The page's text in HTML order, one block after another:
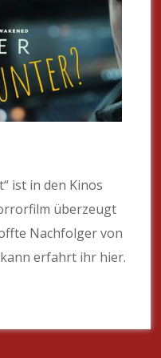
ist in den Kinos
überzeugt
Nachfolger von
kann erfahrt ihr hier.